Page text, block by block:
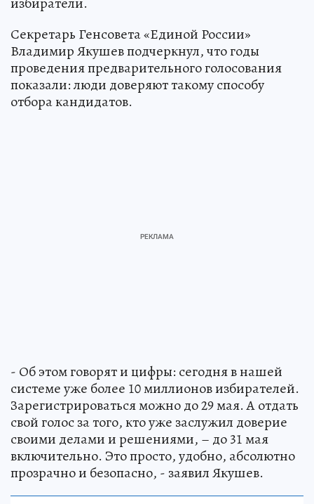
Секретарь Генсовета «Единой России»
Владимир Якушев подчеркнул, что годы
проведения предварительного голосования
показали: люди доверяют такому способу
отбора кандидатов.
- Об этом говорят и цифры: сегодня в нашей
системе уже более 10 миллионов избирателей.
Зарегистрироваться можно до 29 мая. А отдать
свой голос за того, кто уже заслужил доверие
своими делами и решениями, – до 31 мая
включительно. Это просто, удобно, абсолютно
прозрачно и безопасно, - заявил Якушев.